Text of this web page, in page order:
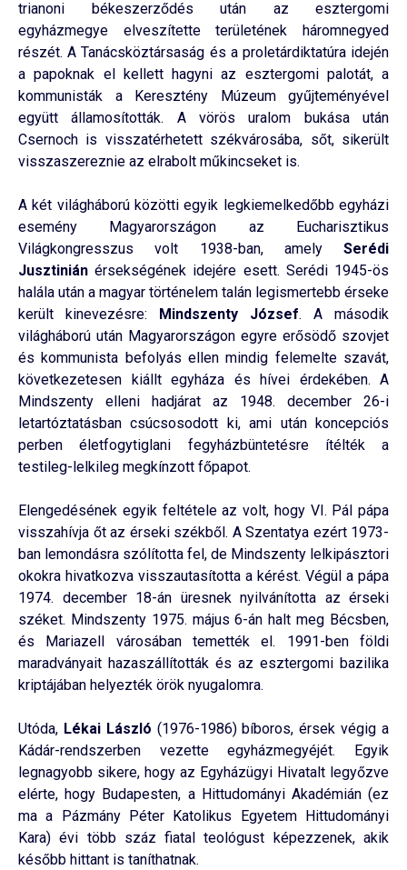
trianoni békeszerződés után az esztergomi
egyházmegye elveszítette területének háromnegyed
részét. A Tanácsköztársaság és a proletárdiktatúra idején
a papoknak el kellett hagyni az esztergomi palotát, a
kommunisták a Keresztény Múzeum gyűjteményével
együtt államosították. A vörös uralom bukása után
Csernoch is visszatérhetett székvárosába, sőt, sikerült
visszaszereznie az elrabolt műkincseket is.
A két világháború közötti egyik legkiemelkedőbb egyházi
esemény Magyarországon az Eucharisztikus
Világkongresszus volt 1938-ban, amely Serédi
Jusztinián érsekségének idejére esett. Serédi 1945-ös
halála után a magyar történelem talán legismertebb érseke
került kinevezésre: Mindszenty József. A második
világháború után Magyarországon egyre erősödő szovjet
és kommunista befolyás ellen mindig felemelte szavát,
következetesen kiállt egyháza és hívei érdekében. A
Mindszenty elleni hadjárat az 1948. december 26-i
letartóztatásban csúcsosodott ki, ami után koncepciós
perben életfogytiglani fegyházbüntetésre ítélték a
testileg-lelkileg megkínzott főpapot.
Elengedésének egyik feltétele az volt, hogy VI. Pál pápa
visszahívja őt az érseki székből. A Szentatya ezért 1973-
ban lemondásra szólította fel, de Mindszenty lelkipásztori
okokra hivatkozva visszautasította a kérést. Végül a pápa
1974. december 18-án üresnek nyilvánította az érseki
széket. Mindszenty 1975. május 6-án halt meg Bécsben,
és Mariazell városában temették el. 1991-ben földi
maradványait hazaszállították és az esztergomi bazilika
kriptájában helyezték örök nyugalomra.
Utóda, Lékai László (1976-1986) bíboros, érsek végig a
Kádár-rendszerben vezette egyházmegyéjét. Egyik
legnagyobb sikere, hogy az Egyházügyi Hivatalt legyőzve
elérte, hogy Budapesten, a Hittudományi Akadémián (ez
ma a Pázmány Péter Katolikus Egyetem Hittudományi
Kara) évi több száz fiatal teológust képezzenek, akik
később hittant is taníthatnak.